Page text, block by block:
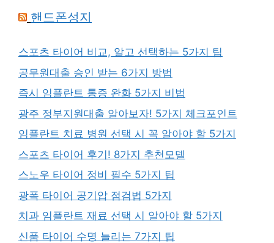
핸드폰성지
스포츠 타이어 비교, 알고 선택하는 5가지 팁
공무원대출 승인 받는 6가지 방법
즉시 임플란트 통증 완화 5가지 비법
광주 정부지원대출 알아보자! 5가지 체크포인트
임플란트 치료 병원 선택 시 꼭 알아야 할 5가지
스포츠 타이어 후기! 8가지 추천모델
스노우 타이어 정비 필수 5가지 팁
광폭 타이어 공기압 점검법 5가지
치과 임플란트 재료 선택 시 알아야 할 5가지
신품 타이어 수명 늘리는 7가지 팁